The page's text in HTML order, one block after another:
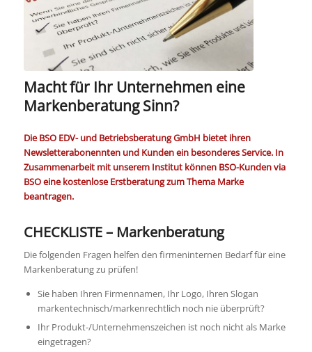
Macht für Ihr Unternehmen eine
Markenberatung Sinn?
DieBSO EDV- und Betriebsberatung GmbH bietet ihren
Newsletterabonennten und Kunden ein besonderes Service. In
Zusammenarbeit mit unserem Institut können BSO-Kunden via
BSO eine kostenlose Erstberatung zum Thema Marke
beantragen.
CHECKLISTE – Markenberatung
Die folgenden Fragen helfen den firmeninternen Bedarf für eine
Markenberatung zu prüfen!
Sie haben Ihren Firmennamen, Ihr Logo, Ihren Slogan
markentechnisch/markenrechtlich noch nie überprüft?
Ihr Produkt-/Unternehmenszeichen ist noch nicht als Marke
eingetragen?